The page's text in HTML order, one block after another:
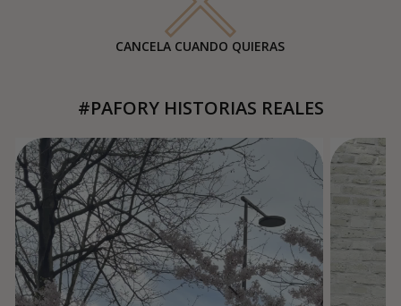
CANCELA CUANDO QUIERAS
#PAFORY HISTORIAS REALES